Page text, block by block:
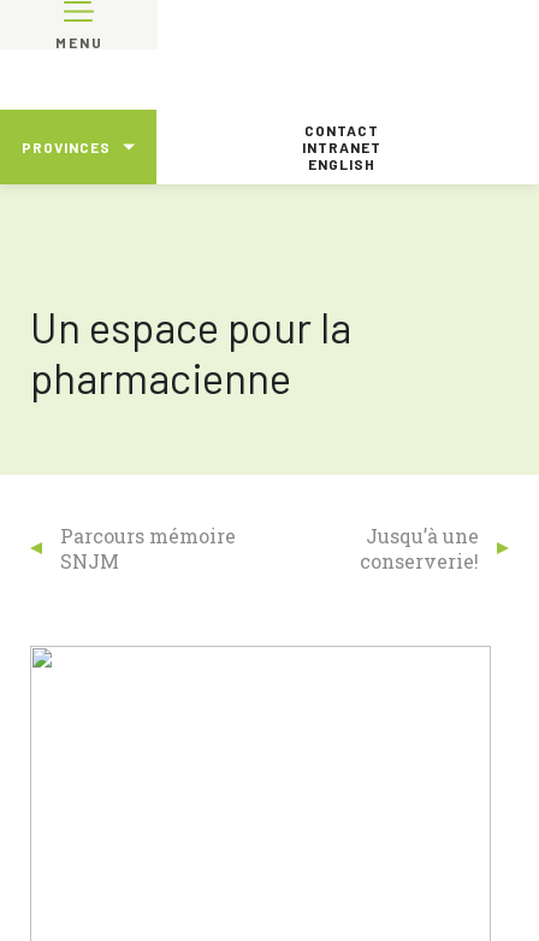
MENU
PROVINCES
CONTACT
INTRANET
ENGLISH
Un espace pour la
pharmacienne
Parcours mémoire
SNJM
Jusqu’à une
conserverie!